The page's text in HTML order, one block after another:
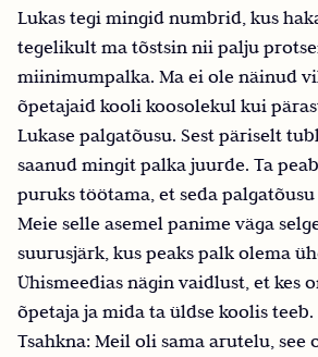
Lukas tegi mingid numbrid, kus
tegelikult ma tõstsin nii palju
miinimumpalka. Ma ei ole näinud
õpetajaid kooli koosolekul kui
Lukase palgatõusu. Sest päriselt
saanud mingit palka juurde. Ta
puruks töötama, et seda palgatõusu
Meie selle asemel panime väga
suurusjärk, kus peaks palk olema
Ühismeedias nägin vaidlust, et kes
õpetaja ja mida ta üldse koolis teeb.
Tsahkna: Meil oli sama arutelu, see